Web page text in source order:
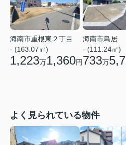
海南市重根東２丁目
- (163.07㎡)
1,223万1,360円
海南市鳥居
- (111.24㎡)
733万
よく見られている物件